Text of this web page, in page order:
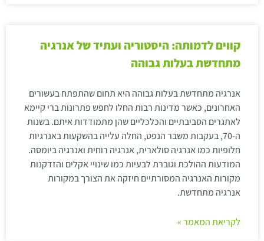
קווים לדמותה: היסטוריה ועתיד של אנרגיה
מתחדשת בעלות גבוהה
אנרגיה מתחדשת בעלות גבוהה היא תחום שהתפתח בעשורים
האחרונים, כאשר מדינות רבות החלו לחפש פתרונות ברי קיימא
לאתגרים הסביבתיים והכלכליים שהן מתמודדות איתם. בשנות
ה-70, בעקבות משבר הנפט, החלה עלייה בהשקעות באנרגיות
חלופיות כמו אנרגיה סולארית, אנרגיה רוחית ואנרגיה ביומסה.
המודעות ההולכת וגוברת לבעיות כמו שינויי אקלים והזדקנות
מקורות האנרגיה המסורתיים חיזקה את הצורך במקורות
אנרגיה מתחדשת.
לקריאת המאמר »